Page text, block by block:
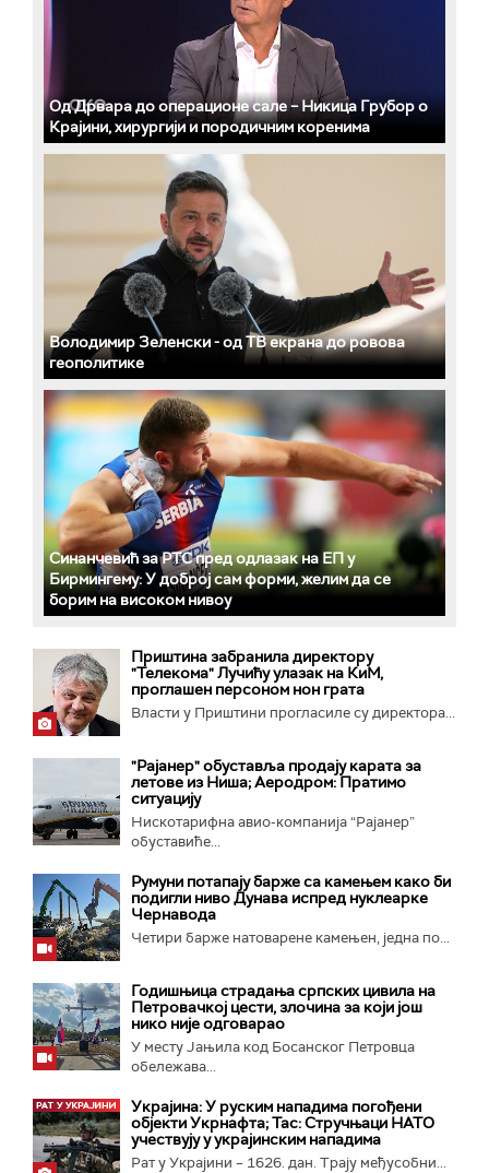
Од Дрвара до операционе сале – Никица Грубор о
Крајини, хирургији и породичним коренима
Володимир Зеленски - од ТВ екрана до ровова
геополитике
Синанчевић за РТС пред одлазак на ЕП у
Бирмингему: У доброј сам форми, желим да се
борим на високом нивоу
Приштина забранила директору
"Телекома" Лучићу улазак на КиМ,
проглашен персоном нон грата
Власти у Приштини прогласиле су директора...
"Рајанер" обуставља продају карата за
летове из Ниша; Аеродром: Пратимо
ситуацију
Нискотарифна авио-компанија “Рајанер”
обуставиће...
Румуни потапају барже са камењем како би
подигли ниво Дунава испред нуклеарке
Чернавода
Четири барже натоварене камењен, једна по...
Годишњица страдања српских цивила на
Петровачкој цести, злочина за који још
нико није одговарао
У месту Јањила код Босанског Петровца
обележава...
Украјина: У руским нападима погођени
објекти Укрнафта; Тас: Стручњаци НАТО
учествују у украјинским нападима
Рат у Украјини – 1626. дан. Трају међусобни...